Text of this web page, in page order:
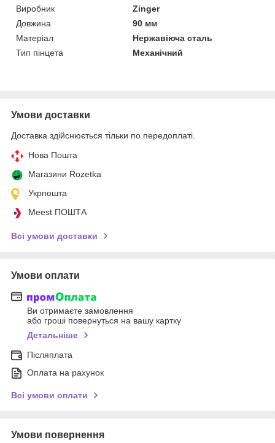
Виробник
Zinger
Довжина
90 мм
Матеріал
Нержавіюча сталь
Тип пінцета
Механічний
Умови доставки
Доставка здійснюється тільки по передоплаті.
Нова Пошта
Магазини Rozetka
Укрпошта
Meest ПОШТА
Всі умови доставки
Умови оплати
Ви отримаєте замовлення
або гроші повернуться на вашу картку
Детальніше
Післяплата
Оплата на рахунок
Всі умови оплати
Умови повернення